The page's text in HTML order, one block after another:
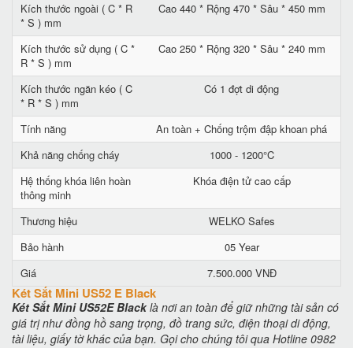
Kích thước ngoài ( C * R
* S ) mm
Cao 440 * Rộng 470 * Sâu * 450 mm
Kích thước sử dụng ( C *
R * S ) mm
Cao 250 * Rộng 320 * Sâu * 240 mm
Kích thước ngăn kéo ( C
* R * S ) mm
Có 1 đợt di động
Tính năng
An toàn + Chống trộm đập khoan phá
Khả năng chống cháy
1000 - 1200°C
Hệ thống khóa liên hoàn
thông minh
Khóa điện tử cao cấp
Thương hiệu
WELKO Safes
Bảo hành
05 Year
Giá
7.500.000 VNĐ
Két Sắt Mini US52 E Black
Két Sắt Mini US52E Blacklà nơi an toàn để giữ những tài sản có
giá trị như đồng hồ sang trọng, đồ trang sức, điện thoại di động,
tài liệu, giấy tờ khác của bạn. Gọi cho chúng tôi qua Hotline 0982